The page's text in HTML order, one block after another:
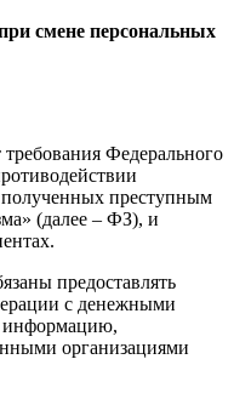
смене персональных
Федерального
преступным
(далее – ФЗ), и
предоставлять
с денежными
информацию,
организациями